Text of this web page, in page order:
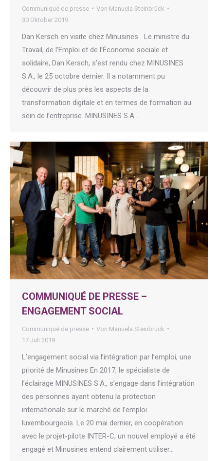
Communiqué de presse Von Manuela Steinbrück
30 Oktober 2019
Dan Kersch en visite chez Minusines Le ministre du
Travail, de l’Emploi et de l’Économie sociale et
solidaire, Dan Kersch, s’est rendu chez MINUSINES
S.A., le 25 octobre dernier. Il a notamment pu
découvrir de plus près les aspects de la
transformation digitale et en termes de formation au
sein de l’entreprise. MINUSINES S.A.…
COMMUNIQUÉ DE PRESSE –
ENGAGEMENT SOCIAL
Communiqué de presse Von Manuela Steinbrück
17 Juli 2019
L’engagement social via l’intégration par l’emploi, une
priorité de Minusines En 2017, le spécialiste de
l’éclairage MINUSINES S.A., s’engage dans l’intégration
des personnes ayant obtenu la protection
internationale sur le marché de l’emploi
luxembourgeois. Le 20 mai dernier, en coopération
avec le projet-pilote INTER-C, un nouvel employé a été
engagé et Minusines entend clairement utiliser…